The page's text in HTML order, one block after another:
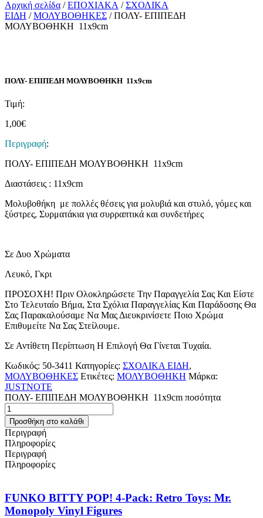
Αρχική σελίδα /ΕΠΟΧΙΑΚΑ /ΣΧΟΛΙΚΑ
ΕΙΔΗ /ΜΟΛΥΒΟΘΗΚΕΣ / ΠΟΛΥ- ΕΠΙΠΕΔΗ
ΜΟΛΥΒΟΘΗΚΗ 11x9cm
ΠΟΛΥ- ΕΠΙΠΕΔΗ ΜΟΛΥΒΟΘΗΚΗ 11x9cm
Τιμή:
1,00€
Περιγραφή:
ΠΟΛΥ- ΕΠΙΠΕΔΗ ΜΟΛΥΒΟΘΗΚΗ 11x9cm
Διαστάσεις : 11x9cm
Μολυβοθήκη με πολλές θέσεις για μολυβιά και στυλό, γόμες και
ξύστρες, Συρματάκια για συρραπτικά και συνδετήρες
Σε Δυο Χρώματα
Λευκό, Γκρι
ΠΡΟΣΟΧΗ! Πριν Ολοκληρώσετε Την Παραγγελία Σας Και Είστε
Στο Τελευταίο Βήμα, Στα Σχόλια Παραγγελίας Και Παράδοσης Θα
Σας Παρακαλούσαμε Να Μας Διευκρινίσετε Ποιο Χρώμα
Επιθυμείτε Να Σας Στείλουμε.
Σε Αντίθετη Περίπτωση Η Επιλογή Θα Γίνεται Τυχαία.
Κωδικός: 50-3411 Κατηγορίες: ΣΧΟΛΙΚΑ ΕΙΔΗ,
ΜΟΛΥΒΟΘΗΚΕΣ Ετικέτες: ΜΟΛΥΒΟΘΗΚΗ Μάρκα:
JUSTNOTE
ΠΟΛΥ- ΕΠΙΠΕΔΗ ΜΟΛΥΒΟΘΗΚΗ 11x9cm ποσότητα
Προσθήκη στο καλάθι
Περιγραφή
Πληροφορίες
Περιγραφή
Πληροφορίες
FUNKO BITTY POP! 4-Pack: Retro Toys: Mr.
Monopoly Vinyl Figures